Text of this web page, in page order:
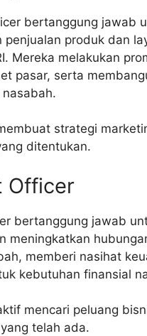
bertanggung jawab
penjualan produk dan
Mereka melakukan
pasar, serta
strategi
ditentukan.
Officer
bertanggung jawab
meningkatkan
memberi nasihat
kebutuhan finansial
mencari peluang
telah ada.